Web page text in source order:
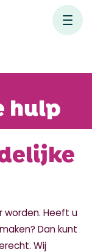
hulp
worden. Heeft u
Dan kunt
Wij